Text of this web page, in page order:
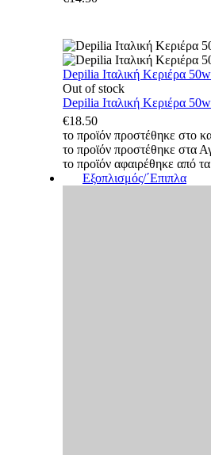
Depilia Ιταλική Κεριέρα
Out of stock
Depilia Ιταλική Κεριέρα
€18.50
το προϊόν προστέθηκε στο
το προϊόν προστέθηκε στα
το προϊόν αφαιρέθηκε από
Εξοπλισμός/΄Επιπλα